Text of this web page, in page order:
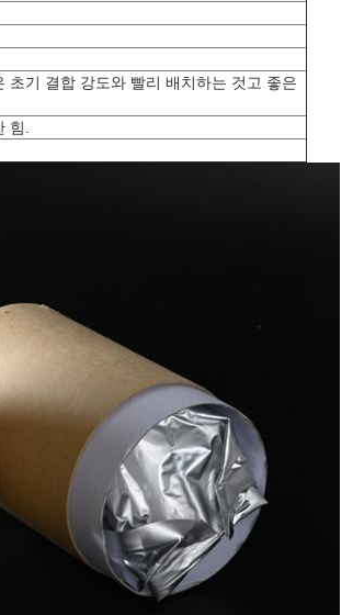
초기 결합 강도와 빨리 배치하는 것고 좋은
힘.